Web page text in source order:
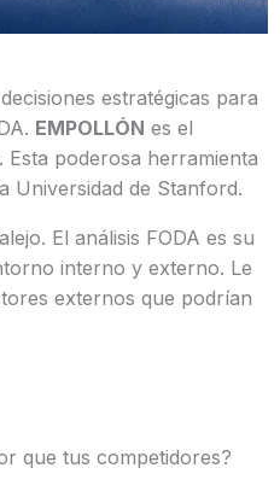
estratégicas para
EMPOLLÓN es el
Esta poderosa herramienta
Universidad de Stanford.
El análisis FODA es su
interno y externo. Le
externos que podrían
que tus competidores?